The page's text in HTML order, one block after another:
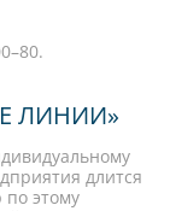
ЛИНИИ»
длится
этому